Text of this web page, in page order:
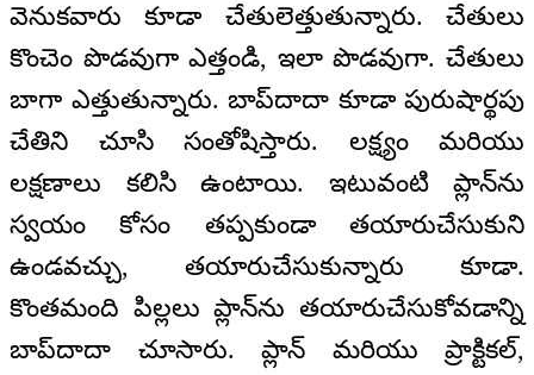
వెనుకవారు కూడా చేతులెత్తుతున్నారు. చేతులు
కొంచెం పొడవుగా ఎత్తండి, ఇలా పొడవుగా. చేతులు
బాగా ఎత్తుతున్నారు. బాప్‍దాదా కూడా పురుషార్థపు
చేతిని చూసి సంతోషిస్తారు. లక్ష్యం మరియు
లక్షణాలు కలిసి ఉంటాయి. ఇటువంటి ప్లాన్‌ను
స్వయం కోసం తప్పకుండా తయారుచేసుకుని
ఉండవచ్చు, తయారుచేసుకున్నారు కూడా.
కొంతమంది పిల్లలు ప్లాన్‌ను తయారుచేసుకోవడాన్ని
బాప్‍దాదా చూసారు. ప్లాన్ మరియు ప్రాక్టికల్,